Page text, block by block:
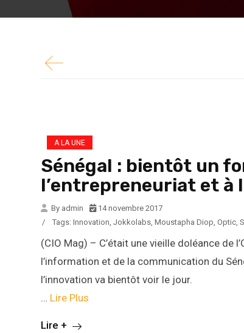
l’information et de la communication
l’innovation va bientôt voir le...
A LA UNE
Sénégal : bientôt un
l’entrepreneuriat et à
By admin
14 novembre 2017
/
Tags: Innovation, Jokkolabs, Moustapha Diop, Optic,
(CIO Mag) – C’était une vieille doléance
l’information et de la communication du
l’innovation va bientôt voir le jour.
… Lire Plus
Lire +